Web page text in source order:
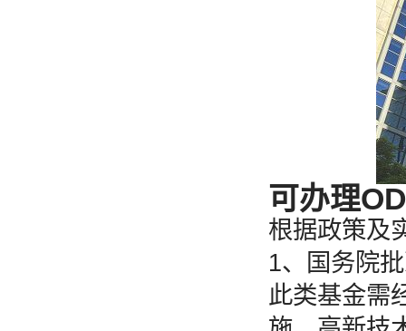
可办理
根据政策及
1、国务院
此类基金需